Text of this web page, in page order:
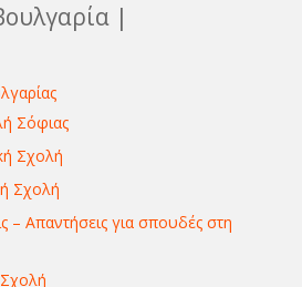
|
Σόφιας
Σχολή
Σχολή
– Απαντήσεις για σπουδές στη
Σχολή